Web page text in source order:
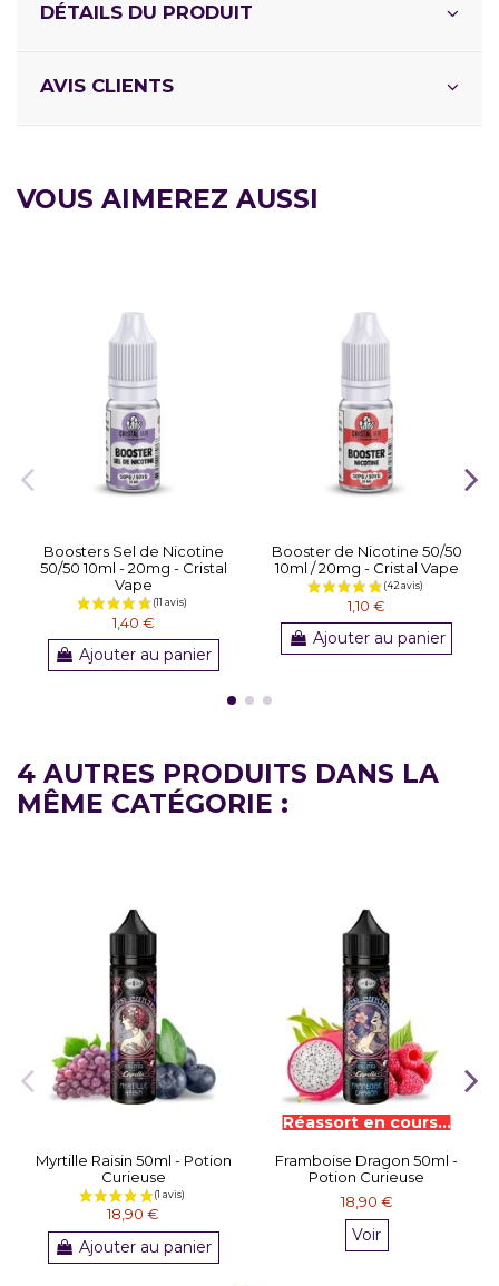
DÉTAILS DU PRODUIT
AVIS CLIENTS
VOUS AIMEREZ AUSSI
Boosters Sel de Nicotine
50/50 10ml - 20mg - Cristal
Vape
1,40 €
Ajouter au panier
Booster de Nicotine 50/50
10ml / 20mg - Cristal Vape
1,10 €
Ajouter au panier
4 AUTRES PRODUITS DANS LA
MÊME CATÉGORIE :
Myrtille Raisin 50ml - Potion
Curieuse
18,90 €
Ajouter au panier
Framboise Dragon 50ml -
Potion Curieuse
18,90 €
Voir